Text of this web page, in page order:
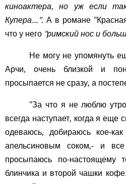
киноактера, но уж если
Купера…". А в романе
что у него "римский нос и
Не могу не упомянуть
Арчи, очень близкой и
просыпается не сразу, а
"За что я не люблю
всегда наступает, когда я
одеваюсь, добираюсь кое-
апельсиновым соком,- и
просыпаюсь по-настоящему
блинчика и второй чашки